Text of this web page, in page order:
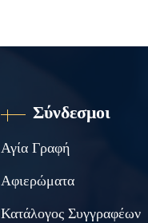
Σύνδεσμοι
Αγία Γραφή
Αφιερώματα
Κατάλογος Συγγραφέων